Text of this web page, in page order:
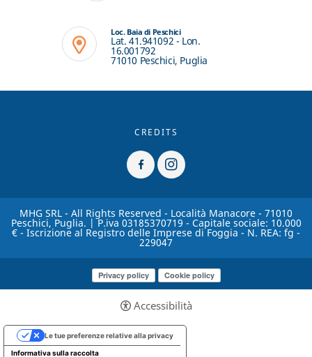
Loc. Baia di Peschici
Lat. 41.941092 - Lon.
16.001792
71010 Peschici, Puglia
CREDITS
MHG SRL - All Rights Reserved - Località Manacore - 71010
Peschici, Puglia. | P.iva 03185370719 - Capitale sociale: 10.000
€ - Iscrizione al Registro delle Imprese di Foggia - N. REA: fg -
229047
Privacy policy Cookie policy
Accessibilità
Informativa sulla raccolta
Le tue preferenze relative alla privacy